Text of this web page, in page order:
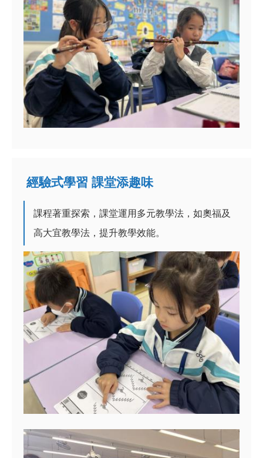
經驗式學習 課堂添趣味
課程著重探索，課堂運用多元教學法，如奧福及
高大宜教學法，提升教學效能。